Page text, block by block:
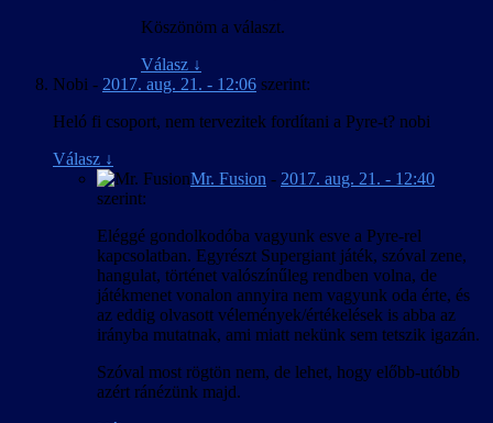
Köszönöm a választ.
Válasz ↓
Nobi - 2017. aug. 21. - 12:06 szerint:
Heló fi csoport, nem tervezitek fordítani a Pyre-t? nobi
Válasz ↓
Mr. Fusion - 2017. aug. 21. - 12:40
szerint:
Eléggé gondolkodóba vagyunk esve a Pyre-rel
kapcsolatban. Egyrészt Supergiant játék, szóval zene,
hangulat, történet valószínűleg rendben volna, de
játékmenet vonalon annyira nem vagyunk oda érte, és
az eddig olvasott vélemények/értékelések is abba az
irányba mutatnak, ami miatt nekünk sem tetszik igazán.
Szóval most rögtön nem, de lehet, hogy előbb-utóbb
azért ránézünk majd.